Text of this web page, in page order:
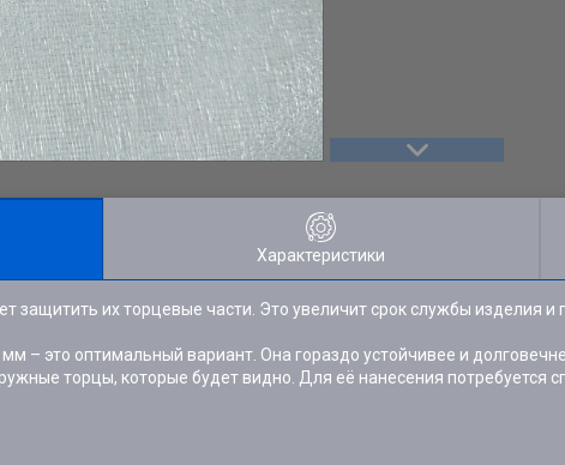
Характеристики
защитить их торцевые части. Это увеличит срок службы изделия
– это оптимальный вариант. Она гораздо устойчивее и
торцы, которые будет видно. Для её нанесения потребуется